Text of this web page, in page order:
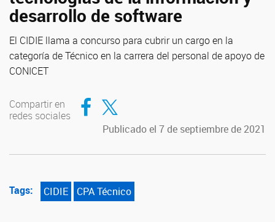
desarrollo de software
El CIDIE llama a concurso para cubrir un cargo en la
categoría de Técnico en la carrera del personal de apoyo de
CONICET
Compartir en
redes sociales
Compartir en Facebook
Compartir en Twitter
Publicado el 7 de septiembre de 2021
Tags: CIDIE CPA Técnico